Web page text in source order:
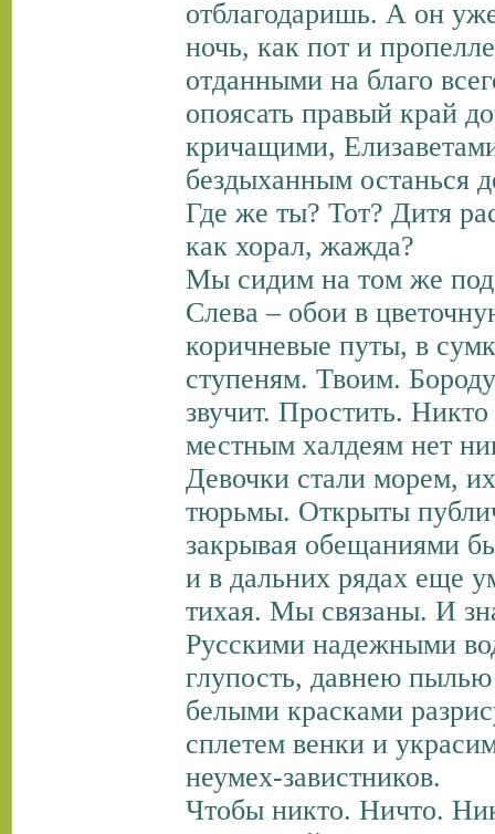
отблагодаришь. А он
ночь, как пот и
отданными на благо
опоясать правый край
кричащими,
бездыханным останься
Где же ты? Тот? Дитя
как хорал, жажда?
Мы сидим на том же
Слева – обои в
коричневые путы, в
ступеням. Твоим.
звучит. Простить.
местным халдеям нет
Девочки стали морем,
тюрьмы. Открыты
закрывая обещаниями
и в дальних рядах еще
тихая. Мы связаны. И
Русскими надежными
глупость, давнею
белыми красками
сплетем венки и
неумех-завистников.
Чтобы никто. Ничто.